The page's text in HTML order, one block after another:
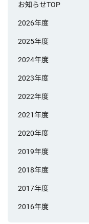
お知らせTOP
2026年度
2025年度
2024年度
2023年度
2022年度
2021年度
2020年度
2019年度
2018年度
2017年度
2016年度